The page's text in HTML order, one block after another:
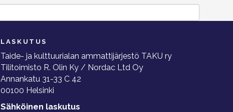
LASKUTUS
Taide- ja kulttuurialan ammattijärjestö TAKU ry
Tilitoimisto R. Olin Ky / Nordac Ltd Oy
Annankatu 31-33 C 42
00100 Helsinki
Sähköinen laskutus